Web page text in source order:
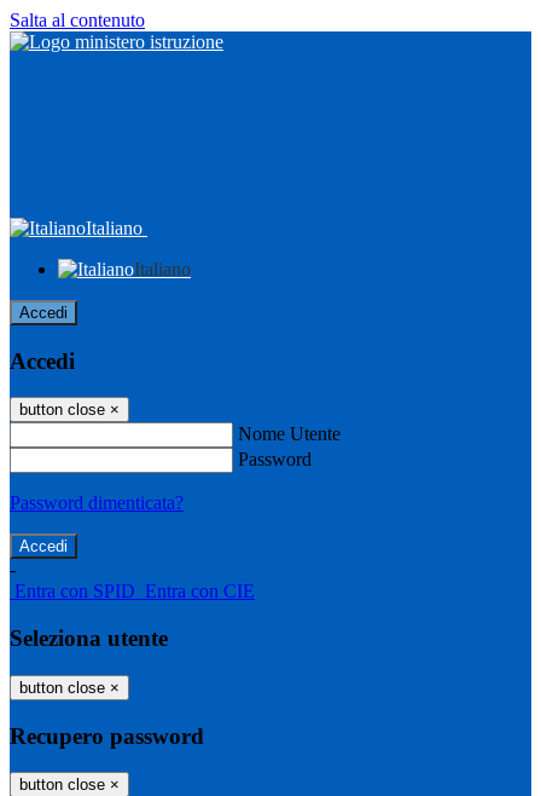
Salta al contenuto
Italiano
Italiano
Accedi
Accedi
button close ×
Nome Utente
Password
Password dimenticata?
-
Entra con SPID Entra con CIE
Seleziona utente
button close ×
Recupero password
button close ×